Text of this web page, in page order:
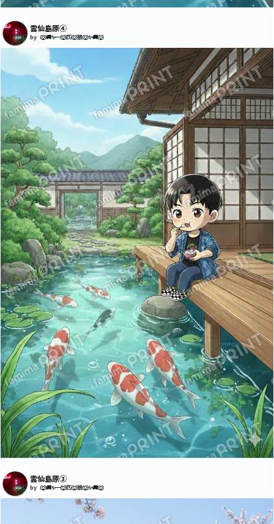
雲仙島原④
by 🐺🚚✨一🐺匹🐺狼🐺✨🚚🐺
雲仙島原③
by 🐺🚚✨一🐺匹🐺狼🐺✨🚚🐺